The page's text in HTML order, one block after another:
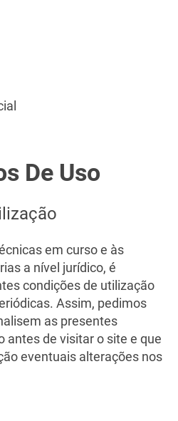
De Uso
em curso e às
a nível jurídico, é
condições de utilização
Assim, pedimos
as presentes
antes de visitar o site e que
eventuais alterações nos